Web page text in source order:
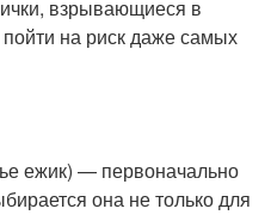
взрывающиеся в
на риск даже самых
ежик) — первоначально
она не только для